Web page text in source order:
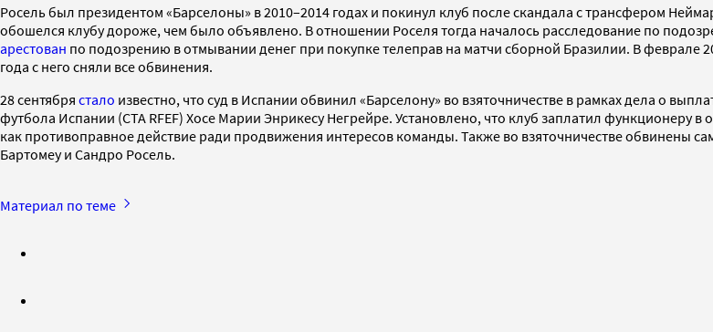
Росель был президентом «Барселоны» в 2010–2014 годах и покинул клуб после скандала с трансфером
обошелся клубу дороже, чем было объявлено. В отношении Роселя тогда началось расследование по
арестован по подозрению в отмывании денег при покупке телеправ на матчи сборной Бразилии. В феврале
года с него сняли все обвинения.
28 сентября стало известно, что суд в Испании обвинил «Барселону» во взяточничестве в рамках дела о
футбола Испании (CTA RFEF) Хосе Марии Энрикесу Негрейре. Установлено, что клуб заплатил
как противоправное действие ради продвижения интересов команды. Также во взяточничестве обвинены
Бартомеу и Сандро Росель.
Материал по теме